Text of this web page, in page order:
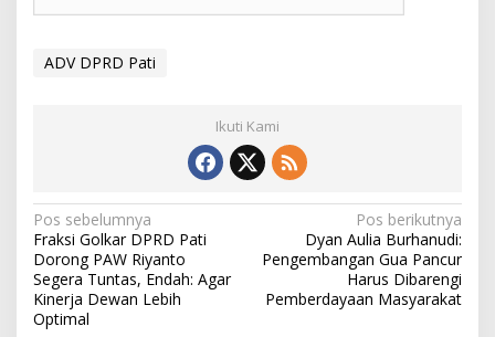
ADV DPRD Pati
Ikuti Kami
N
a
v
i
Pos sebelumnya
Fraksi Golkar DPRD Pati
Dorong PAW Riyanto
Segera Tuntas, Endah: Agar
Kinerja Dewan Lebih
Optimal
Pos berikutnya
Dyan Aulia Burhanudi:
Pengembangan Gua Pancur
Harus Dibarengi
Pemberdayaan Masyarakat